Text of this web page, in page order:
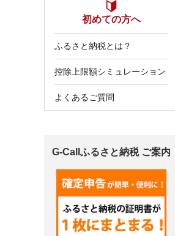
肉類（牛）
ドリンク
定期便
～\10,000
\500,001
山形県
茨城県
栃木県
初めての方へ
ふるさと納税とは？
控除上限額シミュレーション
よくあるご質問
G-Callふるさと納税 ご案内